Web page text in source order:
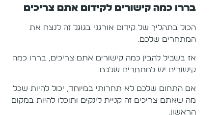
בררו כמה קישורים לקידום אתם צריכים
הכול בתהליך של קידום אורגני בגוגל זה לנצח את
המתחרים שלכם.
אז בשביל להבין כמה קישורים אתם צריכים, בררו כמה
קישורים יש למתחרים שלכם.
אם התחום שלכם לא תחרותי במיוחד, יכול להיות שכל
מה שאתם צריכים זה קניית לינקים ותוכלו להיות במקום
הראשון.